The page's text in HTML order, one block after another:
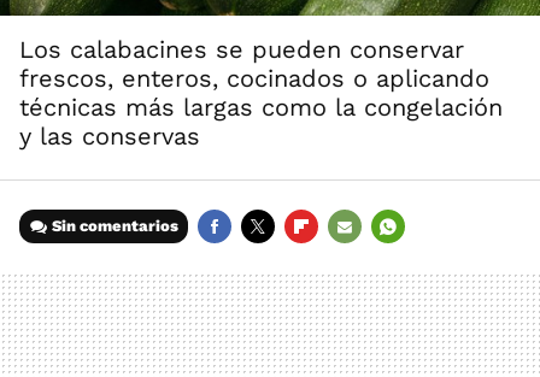
Los calabacines se pueden conservar
frescos, enteros, cocinados o aplicando
técnicas más largas como la congelación
y las conservas
Sin comentarios
MAIL